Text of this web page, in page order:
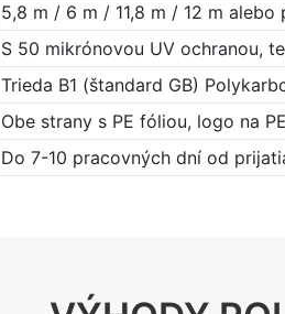
5,8 m / 6 m / 11,8 m / 12 m alebo
S 50 mikrónovou UV ochranou,
Trieda B1 (štandard GB)
Obe strany s PE fóliou, logo na
Do 7-10 pracovných dní od